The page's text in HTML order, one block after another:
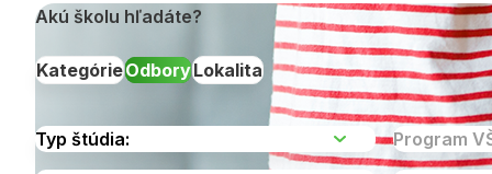
Akú školu hľadáte?
KategórieOdboryLokalita